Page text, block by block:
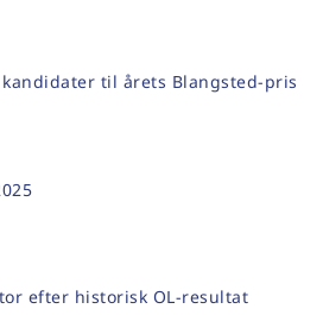
til årets Blangsted-pris
efter historisk OL-resultat